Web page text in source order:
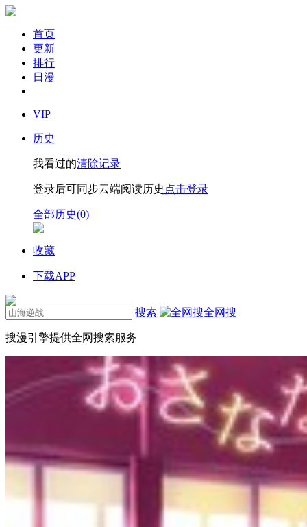
首页
更新
排行
日漫
VIP
历史
我看过的清除记录
登录后可同步云端阅读历史 点击登录
全部历史(0)
收藏
下载APP
搜索 全网搜
搜漫引擎提供全网搜索服务